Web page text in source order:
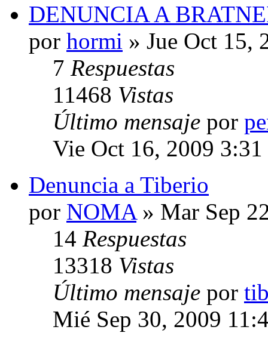
DENUNCIA A
por hormi » Jue Oct 15,
7 Respuestas
11468 Vistas
Último mensaje por
Vie Oct 16, 2009 3:31
Denuncia a Tiberio
por NOMA» Mar Sep
14 Respuestas
13318 Vistas
Último mensaje por
Mié Sep 30, 2009